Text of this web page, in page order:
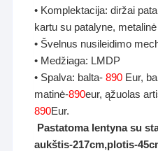
• Komplektacija: diržai
kartu su patalyne,
• Švelnus nusileidimo
• Medžiaga: LMDP
• Spalva: balta-890 Eur,
matinė-890eur, ąžuolas
890Eur.
Pastatoma lentyna su
aukštis-217cm,plotis-